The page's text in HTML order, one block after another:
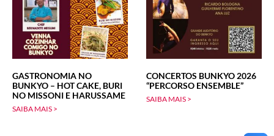
GASTRONOMIA NO
BUNKYO – HOT CAKE, BURI
NO MISSONI E HARUSSAME
SAIBA MAIS >
CONCERTOS BUNKYO 2026
“PERCORSO ENSEMBLE”
SAIBA MAIS >